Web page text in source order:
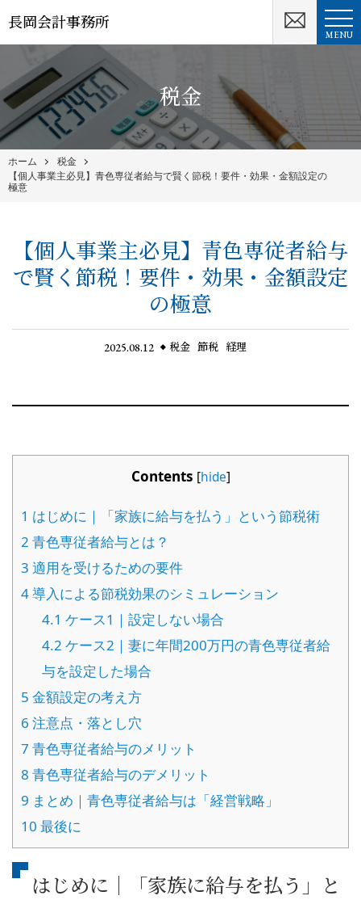
長岡会計事務所
MENU
税金
ホーム
税金
【個人事業主必見】青色専従者給与で賢く節税！要件・効果・金額設定の
極意
【個人事業主必見】青色専従者給与
で賢く節税！要件・効果・金額設定
の極意
2025.08.12 税金 節税 経理
Contents [hide]
1 はじめに｜「家族に給与を払う」という節税術
2 青色専従者給与とは？
3 適用を受けるための要件
4導入による節税効果のシミュレーション
4.1 ケース1｜設定しない場合
4.2 ケース2｜妻に年間200万円の青色専従者給
与を設定した場合
5 金額設定の考え方
6 注意点・落とし穴
7 青色専従者給与のメリット
8 青色専従者給与のデメリット
9 まとめ｜青色専従者給与は「経営戦略」
10 最後に
はじめに｜「家族に給与を払う」と